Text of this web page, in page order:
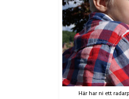
Här har ni ett